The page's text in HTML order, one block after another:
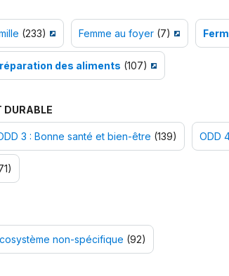
(233) Femme au foyer(7)
des aliments (107)
DURABLE
3 : Bonne santé et bien-être (139) ODD
non-spécifique (92)